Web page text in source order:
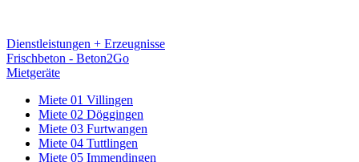
Dienstleistungen + Erzeugnisse
Frischbeton - Beton2Go
Mietgeräte
Miete 01 Villingen
Miete 02 Döggingen
Miete 03 Furtwangen
Miete 04 Tuttlingen
Miete 05 Immendingen